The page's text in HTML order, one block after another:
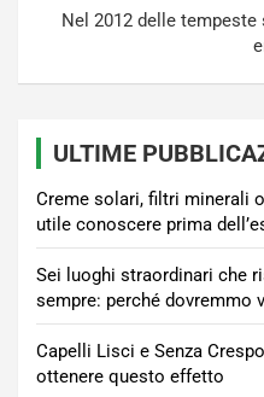
Nel 2012 delle
ULTIME
Creme solari, filtri minerali
utile conoscere prima
Sei luoghi straordinari che
sempre: perché dovremmo
Capelli Lisci e Senza
ottenere questo effetto